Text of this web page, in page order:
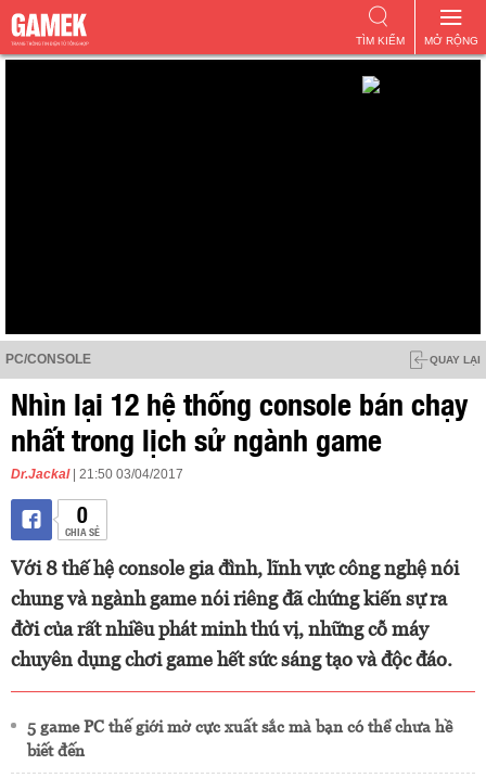
MỞ RỘNG
TÌM KIẾM
PC/CONSOLE QUAY LẠI
Nhìn lại 12 hệ thống console bán chạy
nhất trong lịch sử ngành game
Dr.Jackal | 21:50 03/04/2017
0
CHIA SẺ
Với 8 thế hệ console gia đình, lĩnh vực công nghệ nói
chung và ngành game nói riêng đã chứng kiến sự ra
đời của rất nhiều phát minh thú vị, những cỗ máy
chuyên dụng chơi game hết sức sáng tạo và độc đáo.
5 game PC thế giới mở cực xuất sắc mà bạn có thể chưa hề
biết đến